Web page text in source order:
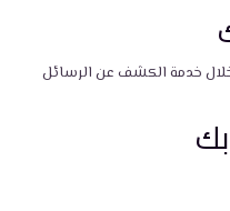
خدمة الكشف عن الرسائل